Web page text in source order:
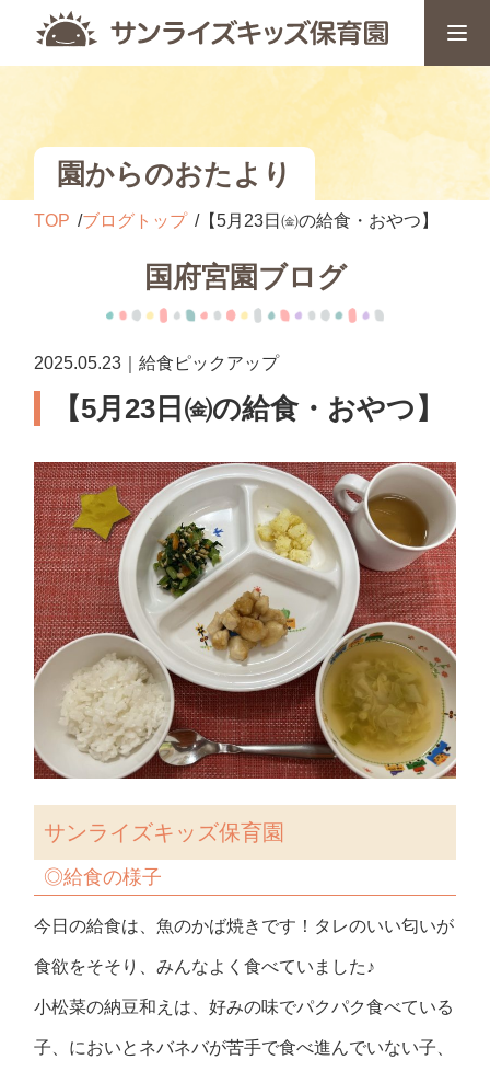
園からのおたより
TOP ブログトップ 【5月23日㈮の給食・おやつ】
国府宮園ブログ
2025.05.23｜給食ピックアップ
【5月23日㈮の給食・おやつ】
サンライズキッズ保育園
◎給食の様子
今日の給食は、魚のかば焼きです！タレのいい匂いが
食欲をそそり、みんなよく食べていました♪
小松菜の納豆和えは、好みの味でパクパク食べている
子、においとネバネバが苦手で食べ進んでいない子、